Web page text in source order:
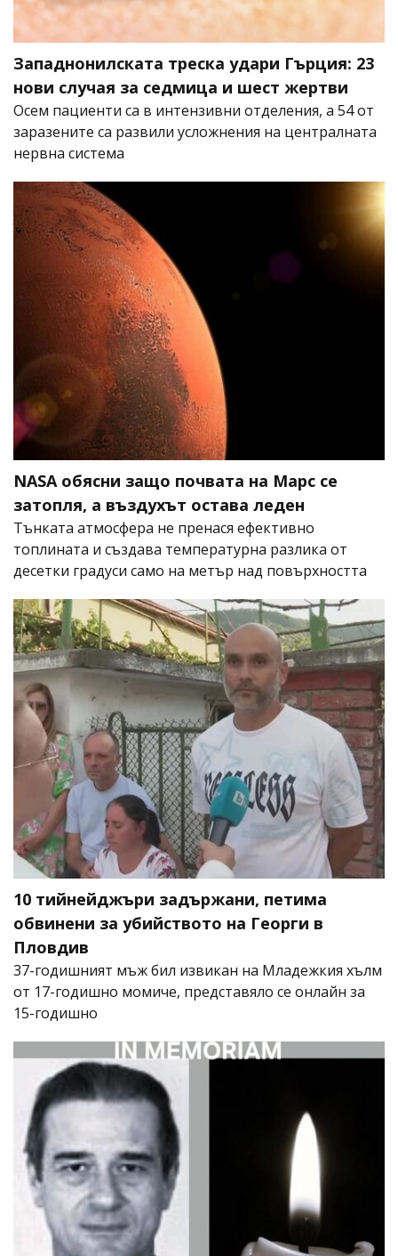
Западнонилската треска удари Гърция: 23
нови случая за седмица и шест жертви
Осем пациенти са в интензивни отделения, а 54 от
заразените са развили усложнения на централната
нервна система
NASA обясни защо почвата на Марс се
затопля, а въздухът остава леден
Тънката атмосфера не пренася ефективно
топлината и създава температурна разлика от
десетки градуси само на метър над повърхността
10 тийнейджъри задържани, петима
обвинени за убийството на Георги в
Пловдив
37-годишният мъж бил извикан на Младежкия хълм
от 17-годишно момиче, представяло се онлайн за
15-годишно